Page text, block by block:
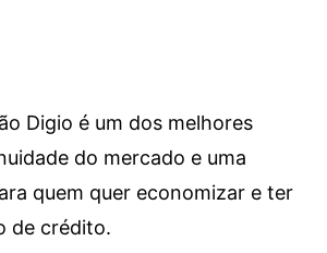
Digio é um dos melhores
do mercado e uma
quem quer economizar e ter
de crédito.